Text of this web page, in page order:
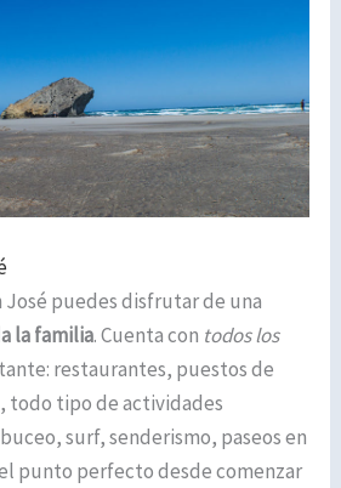
José puedes disfrutar de una
la familia. Cuenta con todos los
restaurantes, puestos de
todo tipo de actividades
surf, senderismo, paseos en
punto perfecto desde comenzar